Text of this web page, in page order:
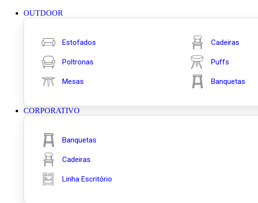
OUTDOOR
Estofados
Poltronas
Mesas
Cadeiras
Puffs
Banquetas
CORPORATIVO
Banquetas
Cadeiras
Linha Escritório